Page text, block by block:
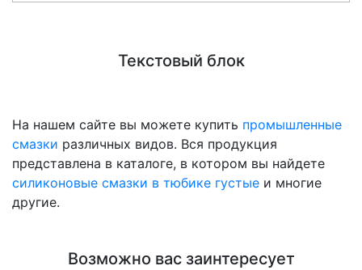
Текстовый блок
На нашем сайте вы можете купить промышленные
смазки различных видов. Вся продукция
представлена в каталоге, в котором вы найдете
силиконовые смазки в тюбике густые и многие
другие.
Возможно вас заинтересует